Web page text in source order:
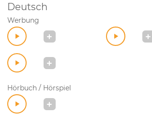
Deutsch
Werbung
Hörbuch / Hörspiel